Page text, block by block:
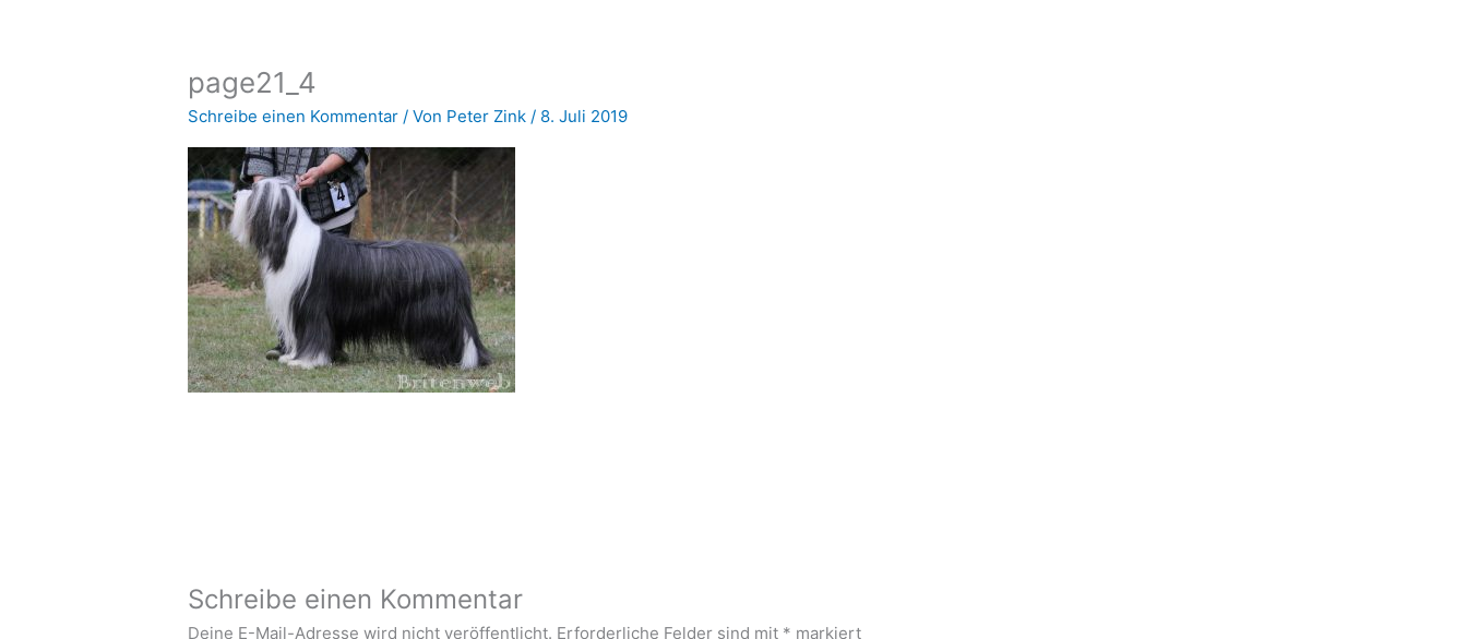
page21_4
Schreibe einen Kommentar / Von Peter Zink/ 8. Juli 2019
Schreibe einen Kommentar
Deine E-Mail-Adresse wird nicht veröffentlicht. Erforderliche Felder sind mit * markiert